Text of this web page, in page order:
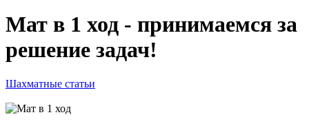
Мат в 1 ход - принимаемся за
решение задач!
Шахматные статьи